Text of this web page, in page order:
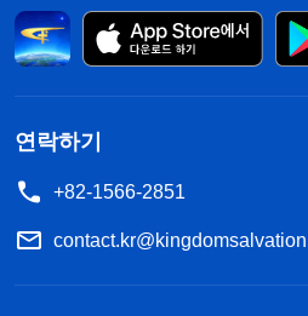
연락하기
+82-1566-2851